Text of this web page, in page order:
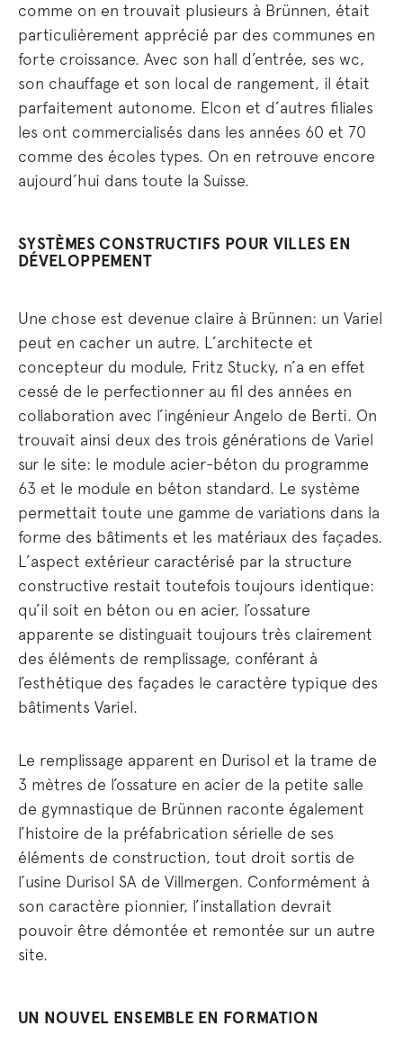
comme on en trouvait plusieurs à Brünnen, était
particulièrement apprécié par des communes en
forte croissance. Avec son hall d’entrée, ses wc,
son chauffage et son local de rangement, il était
parfaitement autonome. Elcon et d’autres filiales
les ont commercialisés dans les années 60 et 70
comme des écoles types. On en retrouve encore
aujourd’hui dans toute la Suisse.
SYSTÈMES CONSTRUCTIFS POUR VILLES EN
DÉVELOPPEMENT
Une chose est devenue claire à Brünnen: un Variel
peut en cacher un autre. L’architecte et
concepteur du module, Fritz Stucky, n’a en effet
cessé de le perfectionner au fil des années en
collaboration avec l’ingénieur Angelo de Berti. On
trouvait ainsi deux des trois générations de Variel
sur le site: le module acier-béton du programme
63 et le module en béton standard. Le système
permettait toute une gamme de variations dans la
forme des bâtiments et les matériaux des façades.
L’aspect extérieur caractérisé par la structure
constructive restait toutefois toujours identique:
qu’il soit en béton ou en acier, l’ossature
apparente se distinguait toujours très clairement
des éléments de remplissage, conférant à
l’esthétique des façades le caractère typique des
bâtiments Variel.
Le remplissage apparent en Durisol et la trame de
3 mètres de l’ossature en acier de la petite salle
de gymnastique de Brünnen raconte également
l’histoire de la préfabrication sérielle de ses
éléments de construction, tout droit sortis de
l’usine Durisol SA de Villmergen. Conformément à
son caractère pionnier, l’installation devrait
pouvoir être démontée et remontée sur un autre
site.
UN NOUVEL ENSEMBLE EN FORMATION